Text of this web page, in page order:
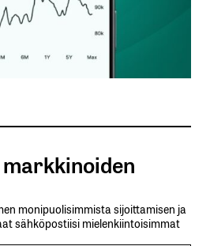
uutiskirje
markkinoiden
monipuolisimmista sijoittamisen ja
sähköpostiisi mielenkiintoisimmat